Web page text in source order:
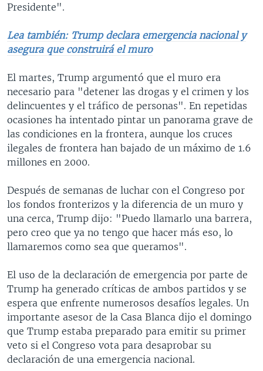
Presidente".
Lea también: Trump declara emergencia nacional y
asegura que construirá el muro
El martes, Trump argumentó que el muro era
necesario para "detener las drogas y el crimen y los
delincuentes y el tráfico de personas". En repetidas
ocasiones ha intentado pintar un panorama grave de
las condiciones en la frontera, aunque los cruces
ilegales de frontera han bajado de un máximo de 1.6
millones en 2000.
Después de semanas de luchar con el Congreso por
los fondos fronterizos y la diferencia de un muro y
una cerca, Trump dijo: "Puedo llamarlo una barrera,
pero creo que ya no tengo que hacer más eso, lo
llamaremos como sea que queramos".
El uso de la declaración de emergencia por parte de
Trump ha generado críticas de ambos partidos y se
espera que enfrente numerosos desafíos legales. Un
importante asesor de la Casa Blanca dijo el domingo
que Trump estaba preparado para emitir su primer
veto si el Congreso vota para desaprobar su
declaración de una emergencia nacional.